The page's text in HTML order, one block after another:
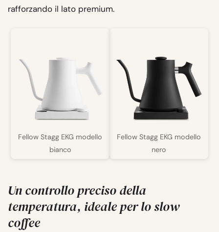
rafforzando il lato premium.
Fellow Stagg EKG modello
bianco
Fellow Stagg EKG modello
nero
Un controllo preciso della
temperatura, ideale per lo slow
coffee